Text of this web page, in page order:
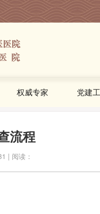
权威专家 党建
流程
| 阅读：